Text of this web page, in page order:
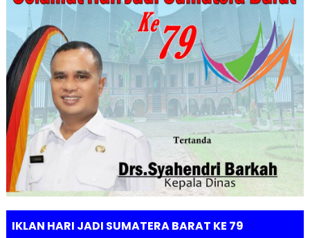
IKLAN HARI JADI SUMATERA BARAT KE 79